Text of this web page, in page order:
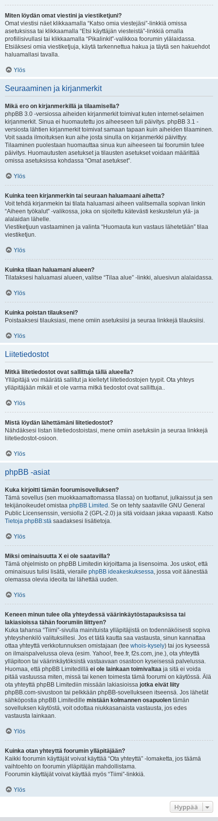
Miten löydän omat viestini ja viestiketjuni?
Omat viestisi näet klikkaamalla “Katso omia viestejäsi”-linkkiä omissa
asetuksissa tai klikkaamalla “Etsi käyttäjän viesteistä”-linkkiä omalla
profiilisivullasi tai klikkaamalla “Pikalinkit”-valikkoa foorumin ylälaidassa.
Etsiäksesi omia viestiketjuja, käytä tarkennettua hakua ja täytä sen hakuehdot
haluamallasi tavalla.
Ylös
Seuraaminen ja kirjanmerkit
Mikä ero on kirjanmerkillä ja tilaamisella?
phpBB 3.0 -versiossa aiheiden kirjanmerkit toimivat kuten internet-selaimen
kirjanmerkit. Sinua ei huomautettu jos aiheeseen tuli päivitys. phpBB 3.1 -
versiosta lähtien kirjanmerkit toimivat samaan tapaan kuin aiheiden tilaaminen.
Voit saada ilmoituksen kun aihe josta sinulla on kirjanmerkki päivittyy.
Tilaaminen puolestaan huomauttaa sinua kun aiheeseen tai foorumiin tulee
päivitys. Huomautusten asetukset ja tilausten asetukset voidaan määrittää
omissa asetuksissa kohdassa “Omat asetukset”.
Ylös
Kuinka teen kirjanmerkin tai seuraan haluamaani aihetta?
Voit tehdä kirjanmekin tai tilata haluamasi aiheen valitsemalla sopivan linkin
“Aiheen työkalut” -valikossa, joka on sijoitettu kätevästi keskustelun ylä- ja
alalaidan lähelle.
Viestiketjuun vastaaminen ja valinta “Huomauta kun vastaus lähetetään” tilaa
viestiketjun.
Ylös
Kuinka tilaan haluamani alueen?
Tilataksesi haluamasi alueen, valitse “Tilaa alue” -linkki, aluesivun alalaidassa.
Ylös
Kuinka poistan tilaukseni?
Poistaaksesi tilauksiasi, mene omiin asetuksiisi ja seuraa linkkejä tilauksiisi.
Ylös
Liitetiedostot
Mitkä liitetiedostot ovat sallittuja tällä alueella?
Ylläpitäjä voi määrätä sallitut ja kielletyt liitetiedostojen tyypit. Ota yhteys
ylläpitäjään mikäli et ole varma mitkä tiedostot ovat sallittuja..
Ylös
Mistä löydän lähettämäni liitetiedostot?
Nähdäksesi listan liitetiedostoistasi, mene omiin asetuksiin ja seuraa linkkejä
liitetiedostot-osioon.
Ylös
phpBB -asiat
Kuka kirjoitti tämän foorumisovelluksen?
Tämä sovellus (sen muokkaamattomassa tilassa) on tuottanut, julkaissut ja sen
tekijänoikeudet omistaa phpBB Limited . Se on tehty saataville GNU General
Public Licensenssin, versiolla 2 (GPL-2.0) ja sitä voidaan jakaa vapaasti. Katso
Tietoja phpBB:stä saadaksesi lisätietoja.
Ylös
Miksi ominaisuutta X ei ole saatavilla?
Tämä ohjelmisto on phpBB Limitedin kirjoittama ja lisensoima. Jos uskot, että
ominaisuus tulisi lisätä, vieraile phpBB ideakeskuksessa, jossa voit äänestää
olemassa olevia ideoita tai lähettää uuden.
Ylös
Keneen minun tulee olla yhteydessä väärinkäytöstapauksissa tai
lakiasioissa tähän foorumiin liittyen?
Kuka tahansa “Tiimi”-sivulla mainituista ylläpitäjistä on todennäköisesti sopiva
yhteyshenkilö valituksillesi. Jos et tätä kautta saa vastausta, sinun kannattaa
ottaa yhteyttä verkkotunnuksen omistajaan (tee whois-kysely) tai jos kyseessä
on ilmaispalvelussa oleva (esim. Yahoo!, free.fr, f2s.com, jne.), ota yhteyttä
ylläpitoon tai väärinkäytöksistä vastaavaan osastoon kyseisessä palvelussa.
Huomaa, että phpBB Limitedillä ei ole lainkaan toimivaltaa ja sitä ei voida
pitää vastuussa miten, missä tai kenen toimesta tämä foorumi on käytössä. Älä
ota yhteyttä phpBB Limitediin missään lakiasioissa jotka eivät liity
phpBB.com-sivustoon tai pelkkään phpBB-sovellukseen itseensä. Jos lähetät
sähköpostia phpBB Limitedille mistään kolmannen osapuolen tämän
sovelluksen käytöstä, voit odottaa niukkasanaista vastausta, jos edes
vastausta lainkaan.
Ylös
Kuinka otan yhteyttä foorumin ylläpitäjään?
Kaikki foorumin käyttäjät voivat käyttää “Ota yhteyttä” -lomaketta, jos täämä
vaihtoehto on foorumin ylläpitäjän mahdollistama.
Foorumin käyttäjät voivat käyttää myös “Tiimi”-linkkiä.
Ylös
Hyppää